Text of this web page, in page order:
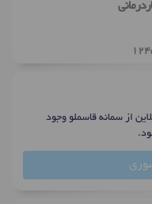
از سمانه قاسملو وجود